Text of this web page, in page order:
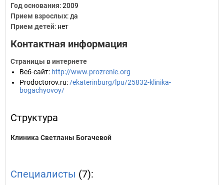
Год основания:2009
Прием взрослых: да
Прием детей: нет
Контактная информация
Страницы в интернете
Веб-сайт: http://www.prozrenie.org
Prodoctorov.ru: /ekaterinburg/lpu/25832-klinika-
bogachyovoy/
Структура
Клиника Светланы Богачевой
Специалисты (7):